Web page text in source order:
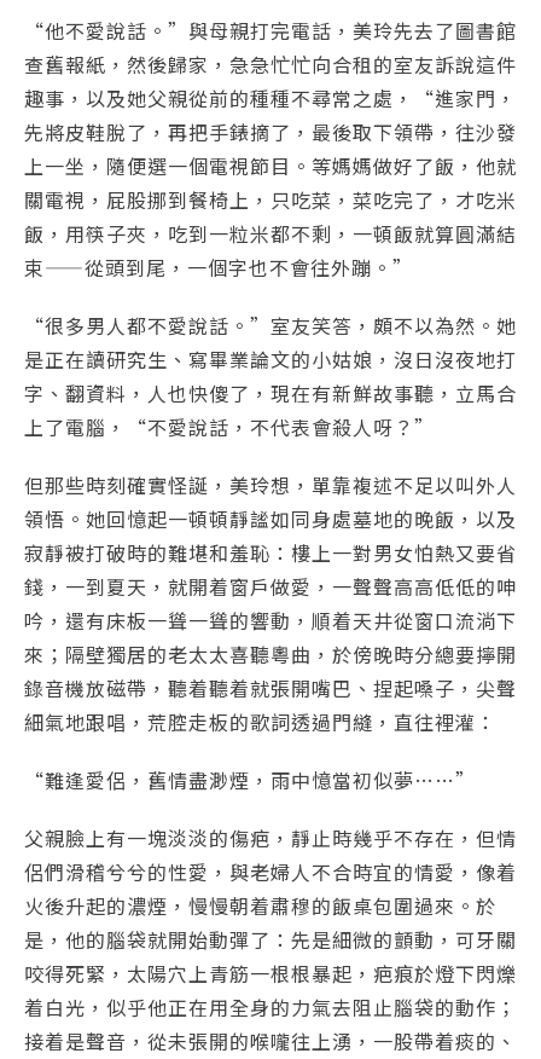
“他不愛說話。”與母親打完電話，美玲先去了圖書館
查舊報紙，然後歸家，急急忙忙向合租的室友訴說這件
趣事，以及她父親從前的種種不尋常之處，“進家門，
先將皮鞋脫了，再把手錶摘了，最後取下領帶，往沙發
上一坐，隨便選一個電視節目。等媽媽做好了飯，他就
關電視，屁股挪到餐椅上，只吃菜，菜吃完了，才吃米
飯，用筷子夾，吃到一粒米都不剩，一頓飯就算圓滿結
束——從頭到尾，一個字也不會往外蹦。”
“很多男人都不愛說話。”室友笑答，頗不以為然。她
是正在讀研究生、寫畢業論文的小姑娘，沒日沒夜地打
字、翻資料，人也快傻了，現在有新鮮故事聽，立馬合
上了電腦，“不愛說話，不代表會殺人呀？”
但那些時刻確實怪誕，美玲想，單靠複述不足以叫外人
領悟。她回憶起一頓頓靜謐如同身處墓地的晚飯，以及
寂靜被打破時的難堪和羞恥：樓上一對男女怕熱又要省
錢，一到夏天，就開着窗戶做愛，一聲聲高高低低的呻
吟，還有床板一聳一聳的響動，順着天井從窗口流淌下
來；隔壁獨居的老太太喜聽粵曲，於傍晚時分總要擰開
錄音機放磁帶，聽着聽着就張開嘴巴、捏起嗓子，尖聲
細氣地跟唱，荒腔走板的歌詞透過門縫，直往裡灌：
“難逢愛侶，舊情盡渺煙，雨中憶當初似夢……”
父親臉上有一塊淡淡的傷疤，靜止時幾乎不存在，但情
侶們滑稽兮兮的性愛，與老婦人不合時宜的情愛，像着
火後升起的濃煙，慢慢朝着肅穆的飯桌包圍過來。於
是，他的腦袋就開始動彈了：先是細微的顫動，可牙關
咬得死緊，太陽穴上青筋一根根暴起，疤痕於燈下閃爍
着白光，似乎他正在用全身的力氣去阻止腦袋的動作；
接着是聲音，從未張開的喉嚨往上湧，一股帶着痰的、